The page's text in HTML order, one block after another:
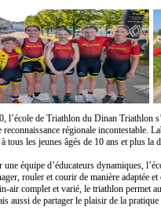
l’école de Triathlon du Dinan Triathlon
reconnaissance régionale incontestable.
tous les jeunes âgés de 10 ans et plus la
une équipe d’éducateurs dynamiques,
rouler et courir de manière adaptée et
air complet et varié, le triathlon permet
aussi de partager le plaisir de la